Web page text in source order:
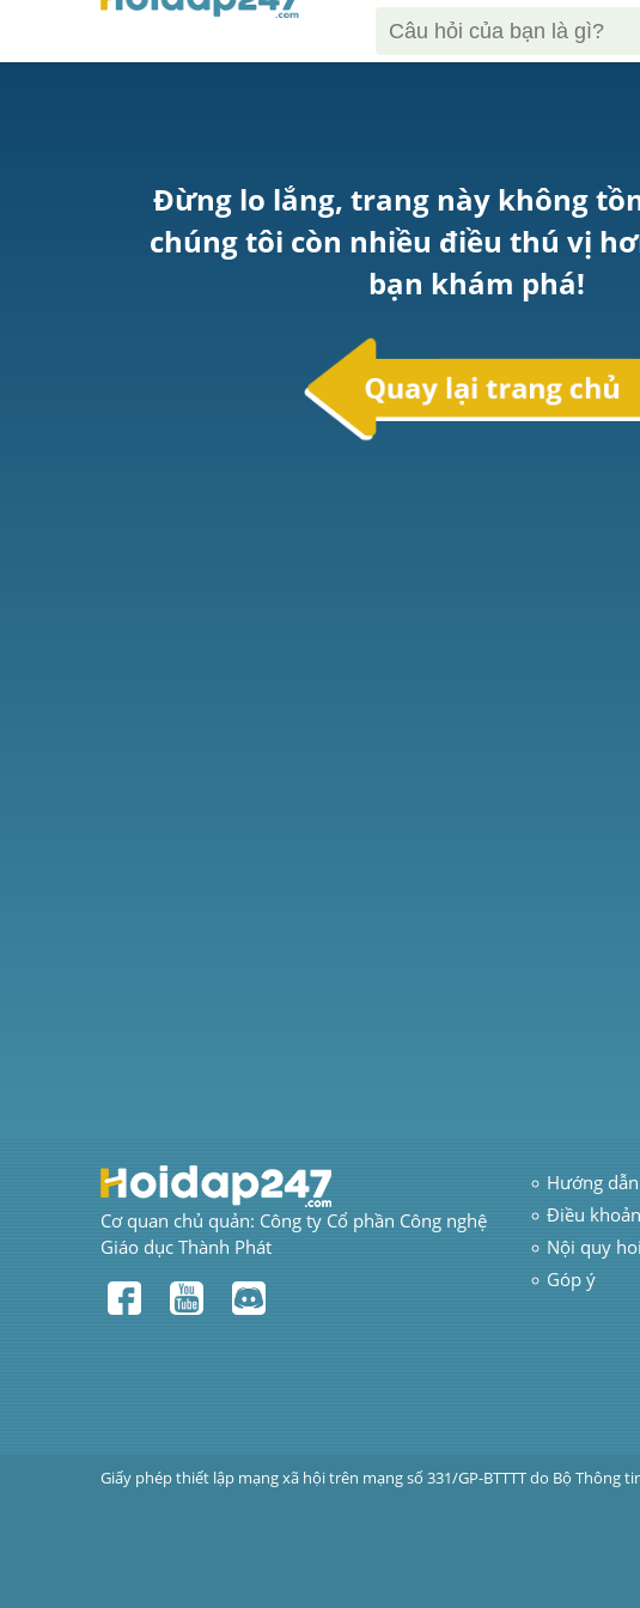
Đừng lo lắng, trang này không
chúng tôi còn nhiều điều thú vị
bạn khám phá!
Cơ quan chủ quản: Công ty Cổ phần Công nghệ
Giáo dục Thành Phát
Hướng
Điều
Nội quy
Góp ý
Giấy phép thiết lập mạng xã hội trên mạng số 331/GP-BTTTT do Bộ Thông